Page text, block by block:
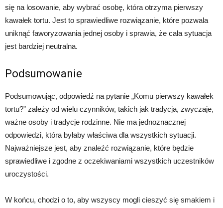
się na losowanie, aby wybrać osobę, która otrzyma pierwszy
kawałek tortu. Jest to sprawiedliwe rozwiązanie, które pozwala
uniknąć faworyzowania jednej osoby i sprawia, że cała sytuacja
jest bardziej neutralna.
Podsumowanie
Podsumowując, odpowiedź na pytanie „Komu pierwszy kawałek
tortu?” zależy od wielu czynników, takich jak tradycja, zwyczaje,
ważne osoby i tradycje rodzinne. Nie ma jednoznacznej
odpowiedzi, która byłaby właściwa dla wszystkich sytuacji.
Najważniejsze jest, aby znaleźć rozwiązanie, które będzie
sprawiedliwe i zgodne z oczekiwaniami wszystkich uczestników
uroczystości.
W końcu, chodzi o to, aby wszyscy mogli cieszyć się smakiem i